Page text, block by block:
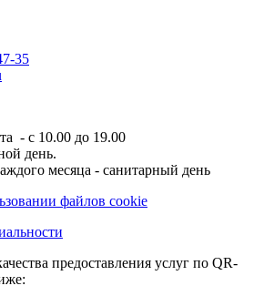
35
- с 10.00 до 19.00
день.
месяца - санитарный день
файлов cookie
предоставления услуг по QR-